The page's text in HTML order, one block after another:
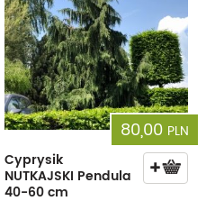
80,00 PLN
Cyprysik
NUTKAJSKI Pendula
40-60 cm